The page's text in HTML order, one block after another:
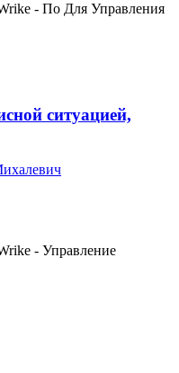
- По Для Управления
ситуацией,
- Управление